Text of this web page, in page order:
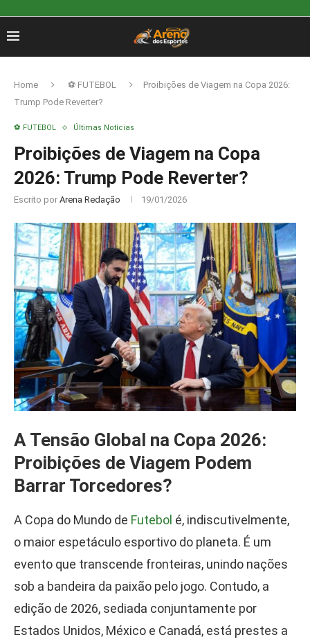
Home ⚽ FUTEBOL
Proibições de Viagem na Copa 2026:
Trump Pode Reverter?
⚽ FUTEBOL Últimas Notícias
Proibições de Viagem na Copa
2026: Trump Pode Reverter?
Escrito por Arena Redação 19/01/2026
A Tensão Global na Copa 2026:
Proibições de Viagem Podem
Barrar Torcedores?
A Copa do Mundo de Futebol é, indiscutivelmente,
o maior espetáculo esportivo do planeta. É um
evento que transcende fronteiras, unindo nações
sob a bandeira da paixão pelo jogo. Contudo, a
edição de 2026, sediada conjuntamente por
Estados Unidos, México e Canadá, está prestes a